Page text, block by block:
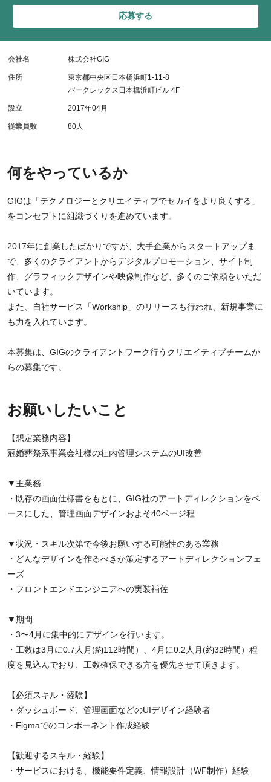
何をやっているか
GIGは「テクノロジーとクリエイティブでセカイをより良くする」
をコンセプトに組織づくりを進めています。
2017年に創業したばかりですが、大手企業からスタートアップま
で、多くのクライアントからデジタルプロモーション、サイト制
作、グラフィックデザインや映像制作など、多くのご依頼をいただ
いています。
また、自社サービス「Workship」のリリースも行われ、新規事業に
も力を入れています。
本募集は、GIGのクライアントワーク行うクリエイティブチームか
らの募集です。
お願いしたいこと
【想定業務内容】
冠婚葬祭系事業会社様の社内管理システムのUI改善
▼主業務
・既存の画面仕様書をもとに、GIG社のアートディレクションをベ
ースにした、管理画面デザインおよそ40ページ程
▼状況・スキル次第で今後お願いする可能性のある業務
・どんなデザインを作るべきか策定するアートディレクションフェ
ーズ
・フロントエンドエンジニアへの実装補佐
▼期間
・3〜4月に集中的にデザインを行います。
・工数は3月に0.7人月(約112時間）、4月に0.2人月(約32時間）程
度を見込んでおり、工数確保できる方を優先させて頂きます。
【必須スキル・経験】
・ダッシュボード、管理画面などのUIデザイン経験者
・Figmaでのコンポーネント作成経験
【歓迎するスキル・経験】
・サービスにおける、機能要件定義、情報設計（WF制作）経験
応募する
会社名 株式会社GIG
住所
東京都中央区日本橋浜町1-11-8
パークレックス日本橋浜町ビル 4F
設立 2017年04月
従業員数 80人